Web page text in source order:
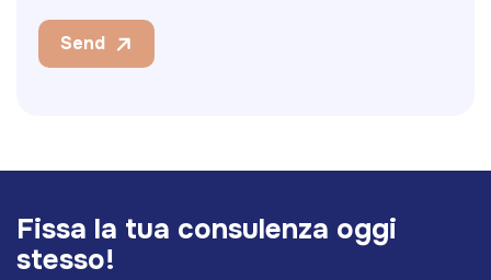
Send
Fissa la tua consulenza oggi
stesso!